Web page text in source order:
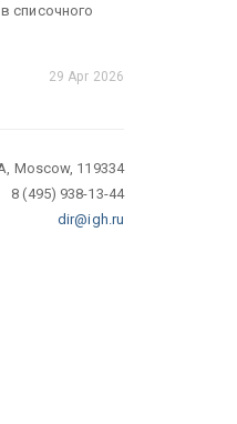
списочного
29 Apr 2026
Moscow, 119334
8 (495) 938-13-44
dir@igh.ru